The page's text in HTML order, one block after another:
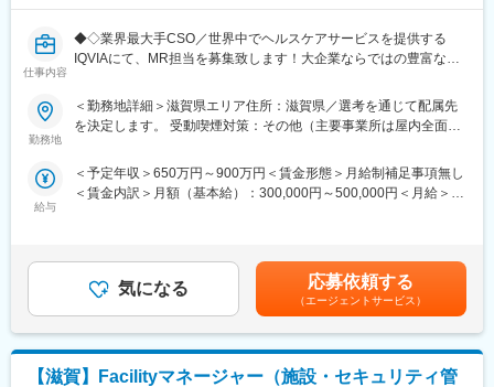
す。
・世界30か国で事業を展開する同社ですが、日本はアジアで唯一
製造・開発拠点を保有しています。
を行います。
※宿泊を伴う国内出張あり。日本全国の大学病院・基幹病院および
■担当製品：
を、体に発生させた特殊な電場で阻害する在宅用の医療機器で
す。セラミック製の電極パッド（アレイ）を身体に貼り、持ち運
同製品による治療は投薬治療や放射線治療と異なり、全身性の副
作用が少ないことが特徴で、5年生存率10%と言われる膠芽腫に対
して一定の有用性が実証されています。
※2017年に保険収載が開始され、現在は膠芽腫（脳腫瘍）／切除
不能な進行・再発の非小細胞肺癌（NSCLC）に対して適応があり
ます。
仕事内容
◆◇業界最大手CSO／世界中でヘルスケアサービスを提供する
IQVIAにて、MR担当を募集致します！大企業ならではの豊富なキ
【具体的な業務詳細】
いただきます。
・担当エリアの訪問医療施設のターゲティング、担当医療施設へ
・医療従事者向けの説明会の企画・実施、医師同士のコミュニケ
ーション推進のための研究会・勉強会の立ち上げ、講演会の企
画・運営 等
※勤務地については、選考内で希望を伺ったうえで決定します。
＼IQVIAでMRとして働く魅力／
勤務地
＜勤務地詳細＞滋賀県エリア住所：滋賀県／選考を通じて配属先
を決定します。 受動喫煙対策：その他（主要事業所は屋内全面禁
給与
＜予定年収＞650万円～900万円＜賃金形態＞月給制補足事項無し
＜賃金内訳＞月額（基本給）：300,000円～500,000円＜月給＞
ジェクト稼働手当(35,000円)、外勤日当（1日1,500円／外勤3.5時
間以上）■変動賞与制（6月・12月・3月）※平均実績6ヶ月分■イン
センティブ：3月（対象者）賃金はあくまでも目安の金額であり、
選考を通じて上下する可能性があります。月給(月額)は固定手当を
含めた表記です。
気になる 応募依頼する
（エージェントサービス）
【滋賀】Facilityマネージャー（施設・セキュリティ管